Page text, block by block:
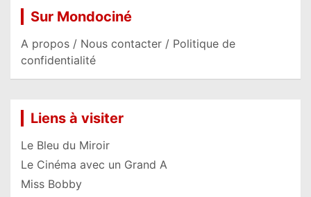
Sur Mondociné
A propos / Nous contacter / Politique de
confidentialité
Liens à visiter
Le Bleu du Miroir
Le Cinéma avec un Grand A
Miss Bobby